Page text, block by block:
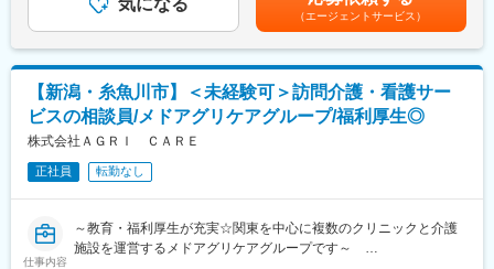
■職務詳細：
保守点検業者から不具合箇所の修繕提案や交換等の報告・提案が
ありますので、対応をお任せいたします。基本的に相見積を取っ
たり、業者の手配を行うポジションのため、ご自身で設備の修理
を行うことはございません。
■入社後の流れ：
各業務、OJTにて教育いたします。ベテランスタッフがおります
ので、質問にはいつでも答えることが可能です。独り立ちまでは
下する可能性があります。月給(月額)は固定手当を含めた表記で
す。
気になる
（エージェントサービス）
【新潟・糸魚川市】＜未経験可＞訪問介護・看護サー
ビスの相談員/メドアグリケアグループ/福利厚生◎
株式会社ＡＧＲＩ ＣＡＲＥ
正社員 転勤なし
仕事内容
～教育・福利厚生が充実☆関東を中心に複数のクリニックと介護
施設を運営するメドアグリケアグループです～